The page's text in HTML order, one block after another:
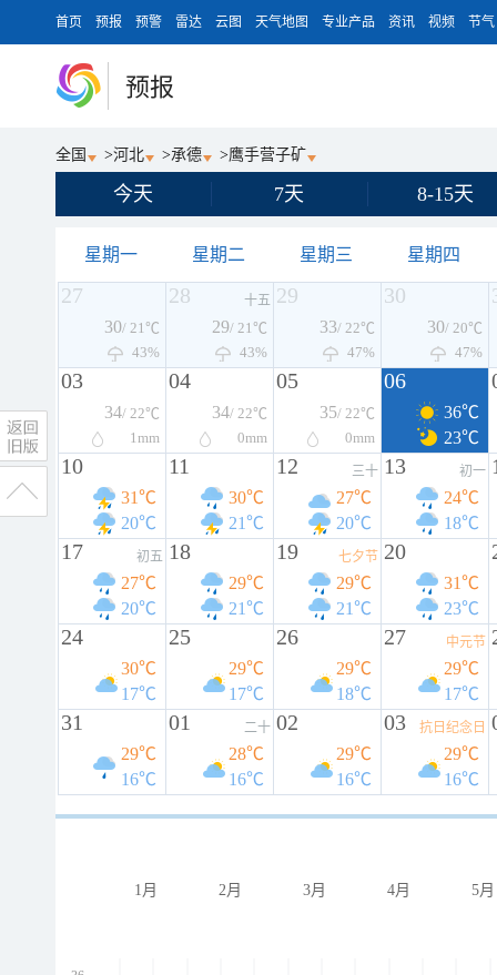
首页 预报 预警 雷达 云图 天气地图 专业产品 资讯 视频 节气
预报
全国 >河北 >承德 >鹰手营子矿
今天 7天 8-15天
星期一 星期二 星期三 星期四
27
30/ 21℃
43%
28 十五
29/ 21℃
43%
29
33/ 22℃
47%
30
30/ 20℃
47%
03
34/ 22℃
1mm
04
34/ 22℃
0mm
05
35/ 22℃
0mm
06
36℃
23℃
10
31℃
20℃
11
30℃
21℃
12 三十
27℃
20℃
13 初一
24℃
18℃
17 初五
27℃
20℃
18
29℃
21℃
19 七夕节
29℃
21℃
20
31℃
23℃
24
30℃
17℃
25
29℃
17℃
26
29℃
18℃
27 中元节
29℃
17℃
31
29℃
16℃
01 二十
28℃
16℃
02
29℃
16℃
03 抗日纪念日
29℃
16℃
1月 2月 3月 4月 5月